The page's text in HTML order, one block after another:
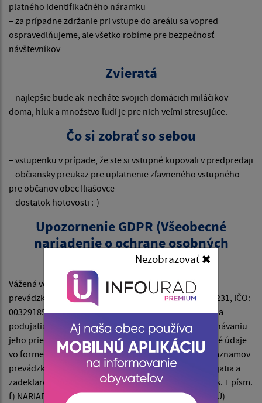
Nezobrazovať
platného identifikačného náramku
– za prípadne zdržanie pri vstupe do areálu sa vopred
ospravedlňujeme, ale všetko robíme pre bezpečnosť
návštevníkov
Zvieratá
– najlepšie bude ak necháte svojich domácich miláčikov
doma, hluk a množstvo ľudí je pre nich veľmi stresujúce.
Čo si zobrať so sebou
– vstupenku v prípade, že ste si vstupné kupovali v predpredaji
– občiansky preukaz pre uplatnenie zľavneného vstupného
pre občanov obec Iliašovce
– dostatok hotovosti :-)
Upozornenie GDPR (Všeobecné
nariadenie o ochrane osobných
údajov)
Vážená verejnosť, návštevníci podujatia,
prevádzkovateľ — Obec Iliašovce, so sídlom Iliašovce 231, IČO:
00329185 si Vás dovoľuje informovať, že v čase konania
podujatia dôjde na vyhradených miestach k zaznamenávaniu
jeho priebehu audiovizuálnou technikou. Vaše osobné údaje
vo forme obrazových snímok a obrazovozvukových záznamov
prevádzkovateľ spracúva za účelom propagácie podujatia a
zadeklarovania jeho priebehu, a to V súlade s čl. 6 ods. 1 písm.
f) NARIADENIA EURÓPSKEHO PARLAMENTU A RADY (EÚ)